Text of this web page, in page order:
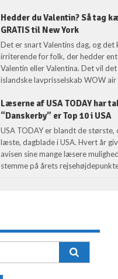
Hedder du Valentin? Så tag
GRATIS til New York
Det er snart Valentins dag, og
irriterende for folk, der hedder
Valentin eller Valentina. Det vil det
islandske lavprisselskab WOW air
Læserne af USA TODAY har
“Danskerby” er Top 10 i USA
USA TODAY er blandt de største,
læste, dagblade i USA. Hvert år
avisen sine mange læsere
stemme på årets